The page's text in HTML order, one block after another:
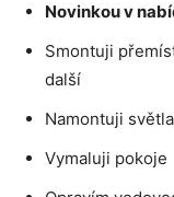
Novinkou v
Smontuji
další
Namontuji
Vymaluji pokoje